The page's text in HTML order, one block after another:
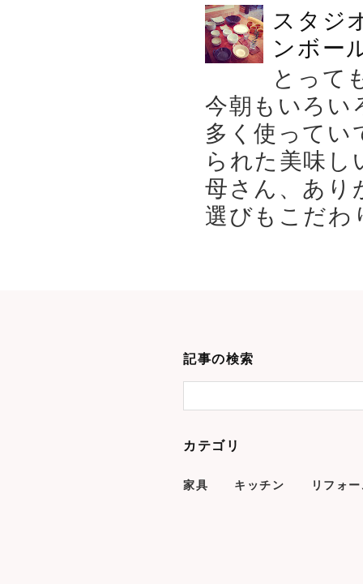
スタジ
ンボー
とって
今朝もいろい
多く使ってい
られた美味
母さん、あり
選びもこだ
記事の検索
カテゴリ
家具 キッチン リフォ